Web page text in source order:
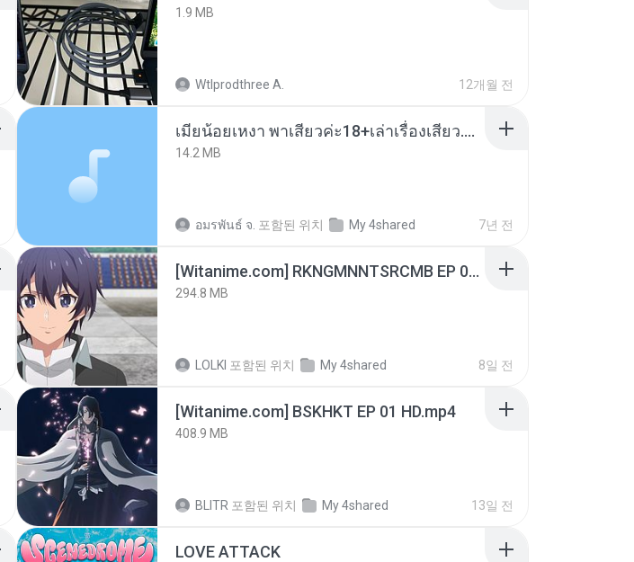
1.9 MB
Wtlprodthree A. 12개월 전
เมียน้อยเหงา พาเสียวค่ะ18+เล่าเรื่องเสียว.mp3
14.2 MB
อมรพันธ์ จ. 포함된 위치 My 4shared 7년 전
[Witanime.com] RKNGMNNTSRCMB EP 06 HD.mp4
294.8 MB
LOLKI 포함된 위치 My 4shared 8일 전
[Witanime.com] BSKHKT EP 01 HD.mp4
408.9 MB
BLITR 포함된 위치 My 4shared 13일 전
LOVE ATTACK